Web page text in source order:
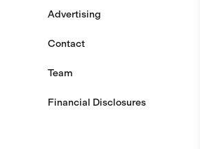
Advertising
Contact
Team
Financial Disclosures